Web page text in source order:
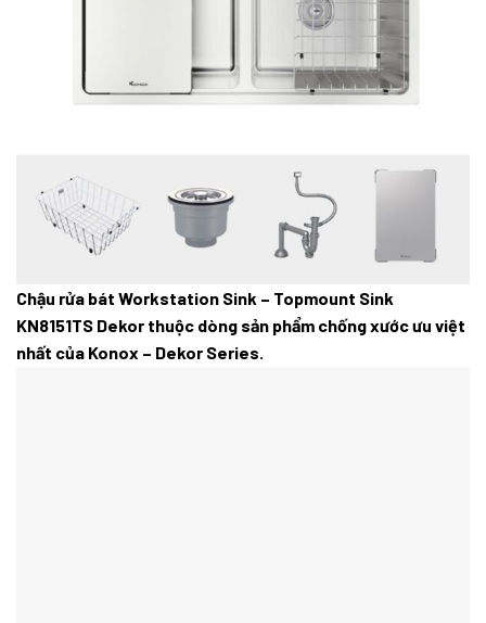
Chậu rửa bát Workstation Sink – Topmount Sink
KN8151TS Dekor thuộc dòng sản phẩm chống xước ưu việt
nhất của Konox – Dekor Series.